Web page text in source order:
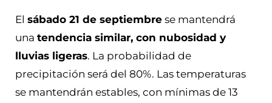
El sábado 21 de septiembre se mantendrá
una tendencia similar, con nubosidad y
lluvias ligeras. La probabilidad de
precipitación será del 80%. Las temperaturas
se mantendrán estables, con mínimas de 13